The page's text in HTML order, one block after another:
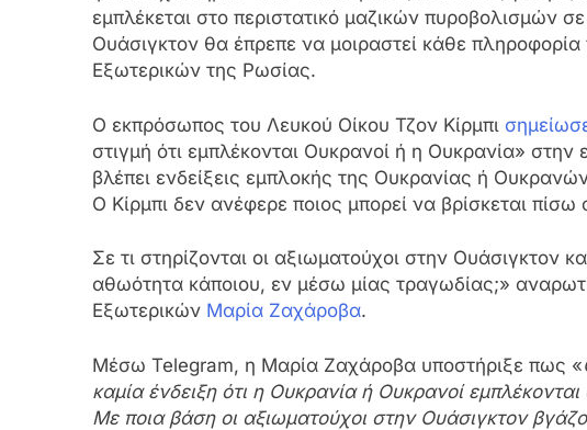
εμπλέκεται στο περιστατικό μαζικών πυροβολισμών
Ουάσιγκτον θα έπρεπε να μοιραστεί κάθε πληροφορία
Εξωτερικών της Ρωσίας.
Ο εκπρόσωπος του Λευκού Οίκου Τζον Κίρμπι
στιγμή ότι εμπλέκονται Ουκρανοί ή η Ουκρανία»
βλέπει ενδείξεις εμπλοκής της Ουκρανίας ή
Ο Κίρμπι δεν ανέφερε ποιος μπορεί να βρίσκεται πίσω
Σε τι στηρίζονται οι αξιωματούχοι στην Ουάσιγκτον
αθωότητα κάποιου, εν μέσω μίας τραγωδίας;»
Εξωτερικών Μαρία Ζαχάροβα.
Μέσω Telegram, η Μαρία Ζαχάροβα υποστήριξε πως «
καμία ένδειξη ότι η Ουκρανία ή Ουκρανοί
Με ποια βάση οι αξιωματούχοι στην Ουάσιγκτον